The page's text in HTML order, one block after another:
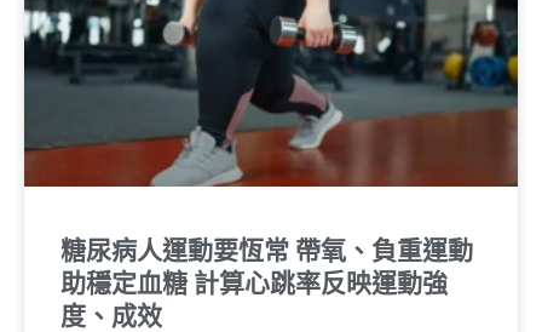
糖尿病人運動要恆常 帶氧、負重運動
助穩定血糖 計算心跳率反映運動強
度、成效